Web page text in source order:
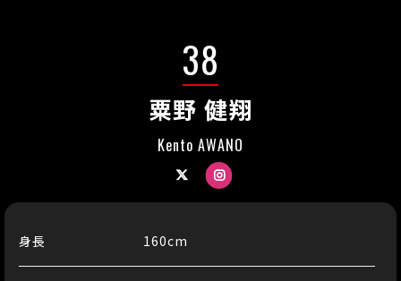
38
粟野 健翔
Kento AWANO
TwitterInstagram
身長 160cm